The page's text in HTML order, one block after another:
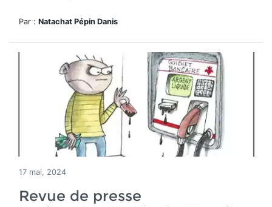
Par : Natachat Pépin Danis
17 mai, 2024
Revue de presse